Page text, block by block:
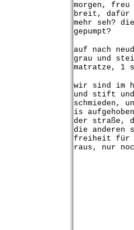
morgen, freu
breit, dafür
mehr seh?
gepumpt?
auf nach
grau und
matratze, 1
wir sind im
und stift und
schmieden,
is
der straße,
die anderen
freiheit für
raus, nur